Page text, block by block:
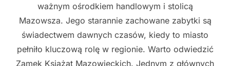
ważnym ośrodkiem handlowym i stolicą
Mazowsza. Jego starannie zachowane zabytki są
świadectwem dawnych czasów, kiedy to miasto
pełniło kluczową rolę w regionie. Warto odwiedzić
Zamek Książąt Mazowieckich. Jednym z głównych